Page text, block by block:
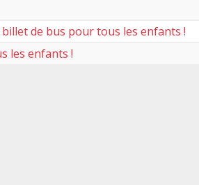
billet de bus pour tous les enfants !
les enfants !